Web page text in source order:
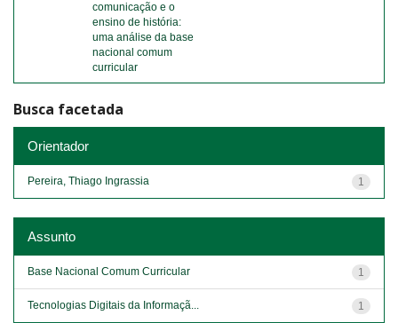
comunicação e o
ensino de história:
uma análise da base
nacional comum
curricular
Busca facetada
Orientador
1
Pereira, Thiago Ingrassia
Assunto
1
Base Nacional Comum Curricular
1
Tecnologias Digitais da Informaçã...